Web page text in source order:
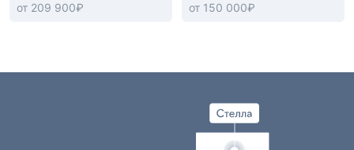
от 209 900₽
от 150 000₽